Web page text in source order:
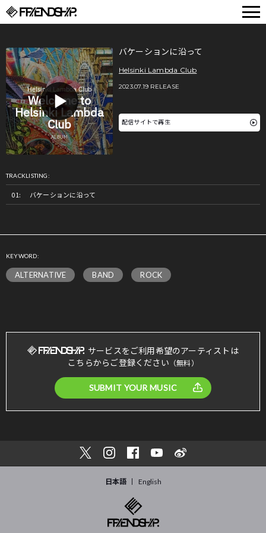
バケーションに沿って
Helsinki Lambda Club
2023.07.19 RELEASE
配信サイトで再生
TRACKLISTING:
バケーションに沿って
KEYWORD:
ALTERNATIVE BAND ROCK
サービスをご利用希望のアーティストは
こちらからご登録ください （無料）
SUBMIT YOUR MUSIC
日本語 English